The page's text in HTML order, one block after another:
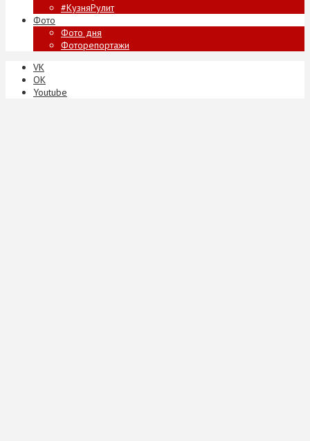
#КузняРулит
Фото
Фото дня
Фоторепортажи
VK
ОК
Youtube